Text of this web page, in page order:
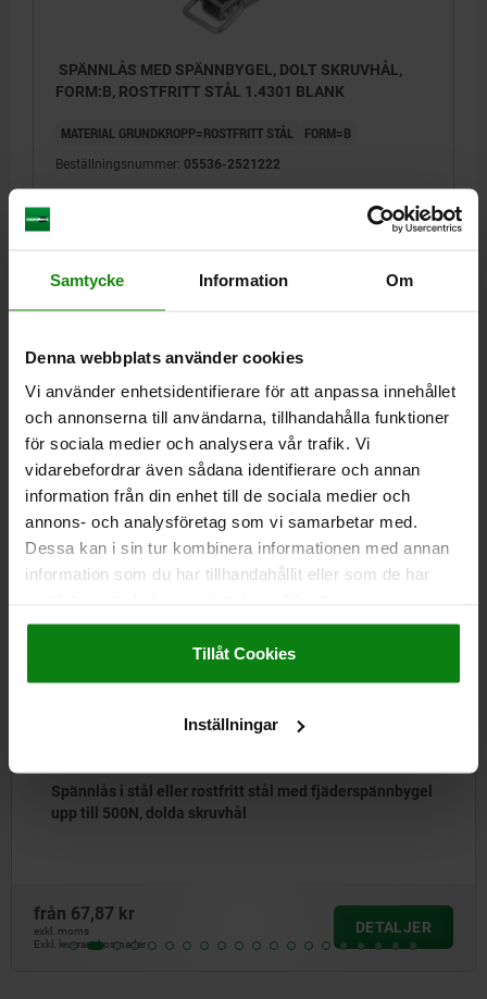
Samtycke Information Om
Denna webbplats använder cookies
Vi använder enhetsidentifierare för att anpassa innehållet
och annonserna till användarna, tillhandahålla funktioner
för sociala medier och analysera vår trafik. Vi
vidarebefordrar även sådana identifierare och annan
information från din enhet till de sociala medier och
annons- och analysföretag som vi samarbetar med.
Dessa kan i sin tur kombinera informationen med annan
information som du har tillhandahållit eller som de har
Impressum|Dataskydd|AGB
Tillåt Cookies
Inställningar
SPÄNNLÅS MED SPÄNNBYGEL, DOLT SKRUVHÅL,
FORM:B, ROSTFRITT STÅL 1.4301 BLANK
MATERIAL GRUNDKROPP=ROSTFRITT STÅL FORM=B
Beställningsnummer: 05536-2521222
DETALJER
DETALJER
NEDLADDNINGAR
Andra kunder köpte också
Spännlås i stål eller rostfritt stål med fjäderspännbygel
upp till 500N, dolda skruvhål
från 67,87 kr
exkl. moms
Exkl. leveranskostnader
DETALJER